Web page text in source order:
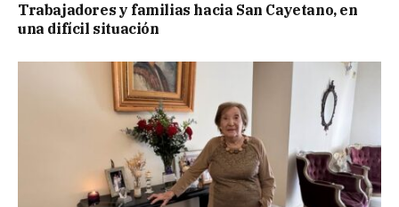
Trabajadores y familias hacia San Cayetano, en
una difícil situación